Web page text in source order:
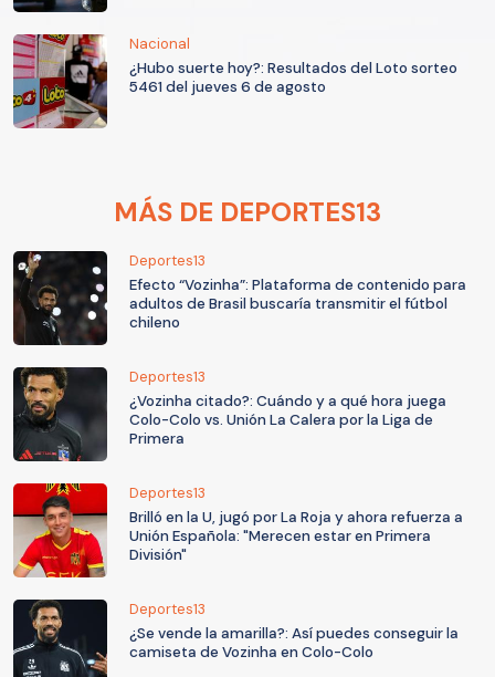
Nacional
¿Hubo suerte hoy?: Resultados del Loto sorteo
5461 del jueves 6 de agosto
MÁS DE DEPORTES13
Deportes13
Efecto “Vozinha”: Plataforma de contenido para
adultos de Brasil buscaría transmitir el fútbol
chileno
Deportes13
¿Vozinha citado?: Cuándo y a qué hora juega
Colo-Colo vs. Unión La Calera por la Liga de
Primera
Deportes13
Brilló en la U, jugó por La Roja y ahora refuerza a
Unión Española: "Merecen estar en Primera
División"
Deportes13
¿Se vende la amarilla?: Así puedes conseguir la
camiseta de Vozinha en Colo-Colo